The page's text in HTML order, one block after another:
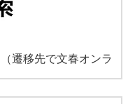
（遷移先で文春オンラ